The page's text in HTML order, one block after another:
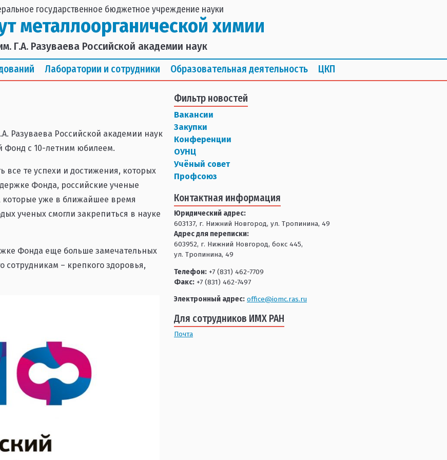
государственное бюджетное учреждение науки
металлоорганической химии
Г.А. Разуваева Российской академии наук
Лаборатории и сотрудники Образовательная деятельность ЦКП
Разуваева Российской академии наук
Фонд с 10-летним юбилеем.
те успехи и достижения, которых
Фонда, российские ученые
которые уже в ближайшее время
ученых смогли закрепиться в науке
Фонда еще больше замечательных
– крепкого здоровья,
Фильтр новостей
Вакансии
Закупки
Конференции
ОУНЦ
Учёный совет
Профсоюз
Контактная информация
Юридический адрес:
603137, г. Нижний Новгород, ул. Тропинина, 49
Адрес для переписки:
603952, г. Нижний Новгород, бокс 445,
ул. Тропинина, 49
Телефон: +7 (831) 462-7709
Факс: +7 (831) 462-7497
Электронный адрес: office@iomc.ras.ru
Для сотрудников ИМХ РАН
Почта